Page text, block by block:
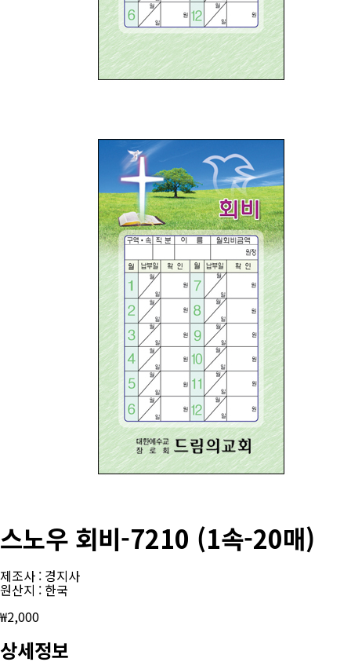
스노우 회비-7210 (1속-20매)
제조사 : 경지사
원산지 : 한국
₩2,000
상세정보